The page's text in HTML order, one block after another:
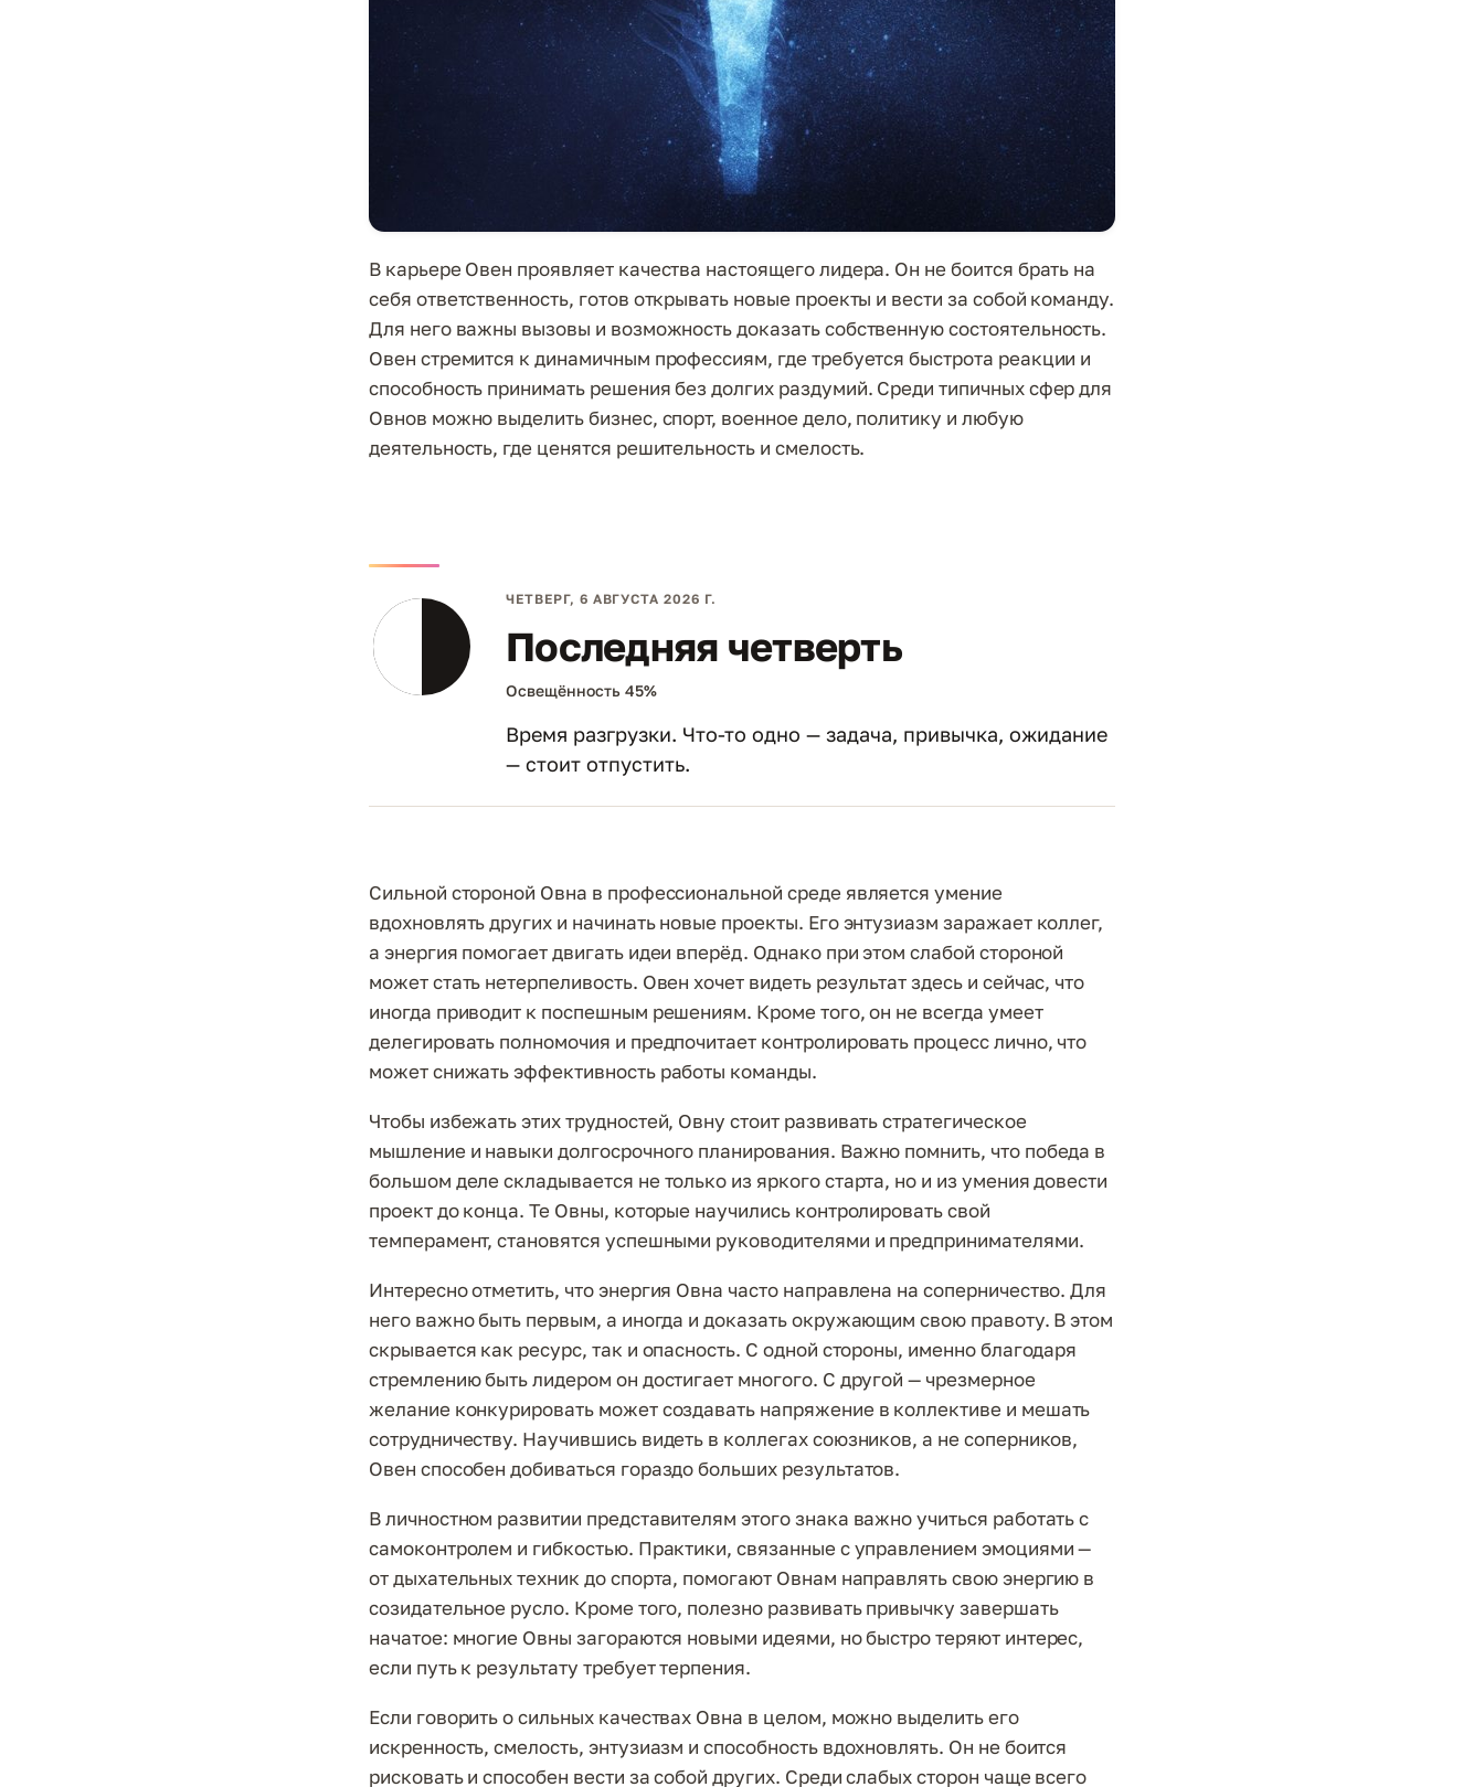
В карьере Овен проявляет качества настоящего лидера. Он не боится брать на
себя ответственность, готов открывать новые проекты и вести за собой команду.
Для него важны вызовы и возможность доказать собственную состоятельность.
Овен стремится к динамичным профессиям, где требуется быстрота реакции и
способность принимать решения без долгих раздумий. Среди типичных сфер для
Овнов можно выделить бизнес, спорт, военное дело, политику и любую
деятельность, где ценятся решительность и смелость.
ЧЕТВЕРГ, 6 АВГУСТА 2026 Г.
Последняя четверть
Освещённость 45%
Время разгрузки. Что-то одно — задача, привычка, ожидание
— стоит отпустить.
Сильной стороной Овна в профессиональной среде является умение
вдохновлять других и начинать новые проекты. Его энтузиазм заражает коллег,
а энергия помогает двигать идеи вперёд. Однако при этом слабой стороной
может стать нетерпеливость. Овен хочет видеть результат здесь и сейчас, что
иногда приводит к поспешным решениям. Кроме того, он не всегда умеет
делегировать полномочия и предпочитает контролировать процесс лично, что
может снижать эффективность работы команды.
Чтобы избежать этих трудностей, Овну стоит развивать стратегическое
мышление и навыки долгосрочного планирования. Важно помнить, что победа в
большом деле складывается не только из яркого старта, но и из умения довести
проект до конца. Те Овны, которые научились контролировать свой
темперамент, становятся успешными руководителями и предпринимателями.
Интересно отметить, что энергия Овна часто направлена на соперничество. Для
него важно быть первым, а иногда и доказать окружающим свою правоту. В этом
скрывается как ресурс, так и опасность. С одной стороны, именно благодаря
стремлению быть лидером он достигает многого. С другой — чрезмерное
желание конкурировать может создавать напряжение в коллективе и мешать
сотрудничеству. Научившись видеть в коллегах союзников, а не соперников,
Овен способен добиваться гораздо больших результатов.
В личностном развитии представителям этого знака важно учиться работать с
самоконтролем и гибкостью. Практики, связанные с управлением эмоциями —
от дыхательных техник до спорта, помогают Овнам направлять свою энергию в
созидательное русло. Кроме того, полезно развивать привычку завершать
начатое: многие Овны загораются новыми идеями, но быстро теряют интерес,
если путь к результату требует терпения.
Если говорить о сильных качествах Овна в целом, можно выделить его
искренность, смелость, энтузиазм и способность вдохновлять. Он не боится
рисковать и способен вести за собой других. Среди слабых сторон чаще всего